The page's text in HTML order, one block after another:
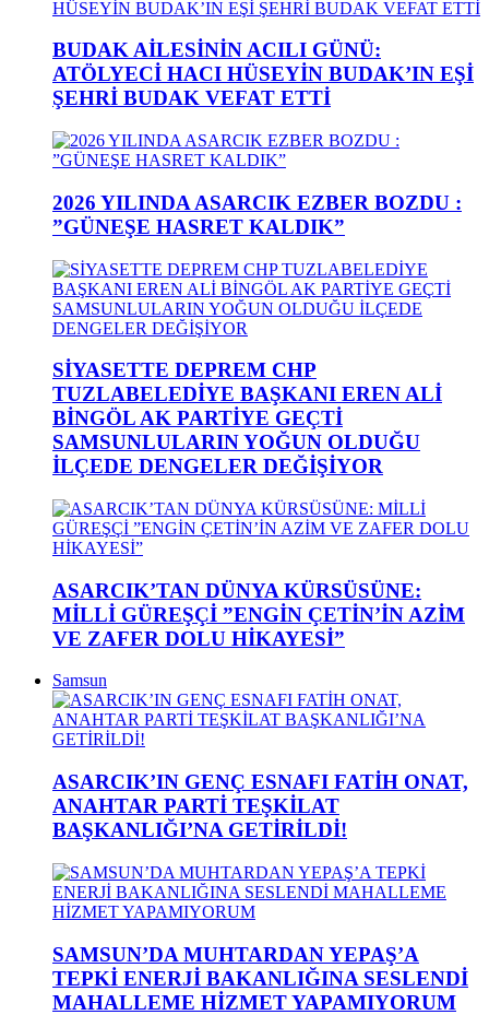
BUDAK AİLESİNİN ACILI GÜNÜ:
ATÖLYECİ HACI HÜSEYİN BUDAK’IN EŞİ
ŞEHRİ BUDAK VEFAT ETTİ
2026 YILINDA ASARCIK EZBER BOZDU :
”GÜNEŞE HASRET KALDIK”
SİYASETTE DEPREM CHP
TUZLABELEDİYE BAŞKANI EREN ALİ
BİNGÖL AK PARTİYE GEÇTİ
SAMSUNLULARIN YOĞUN OLDUĞU
İLÇEDE DENGELER DEĞİŞİYOR
ASARCIK’TAN DÜNYA KÜRSÜSÜNE:
MİLLİ GÜREŞÇİ ”ENGİN ÇETİN’İN AZİM
VE ZAFER DOLU HİKAYESİ”
Samsun
ASARCIK’IN GENÇ ESNAFI FATİH ONAT,
ANAHTAR PARTİ TEŞKİLAT
BAŞKANLIĞI’NA GETİRİLDİ!
SAMSUN’DA MUHTARDAN YEPAŞ’A
TEPKİ ENERJİ BAKANLIĞINA SESLENDİ
MAHALLEME HİZMET YAPAMIYORUM